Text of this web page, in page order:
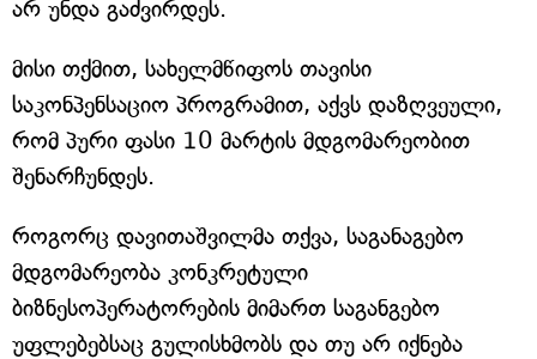
არ უნდა გაძვირდეს.
მისი თქმით, სახელმწიფოს თავისი
საკონპენსაციო პროგრამით, აქვს დაზღვეული,
რომ პური ფასი 10 მარტის მდგომარეობით
შენარჩუნდეს.
როგორც დავითაშვილმა თქვა, საგანაგებო
მდგომარეობა კონკრეტული
ბიზნესოპერატორების მიმართ საგანგებო
უფლებებსაც გულისხმობს და თუ არ იქნება